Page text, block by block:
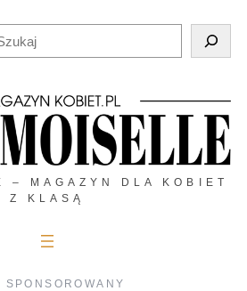
– MAGAZYN DLA KOBIET
Z KLASĄ
SPONSOROWANY